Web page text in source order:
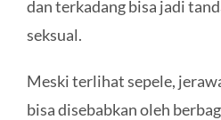
dan terkadang bisa jadi
seksual.
Meski terlihat sepele,
bisa disebabkan oleh